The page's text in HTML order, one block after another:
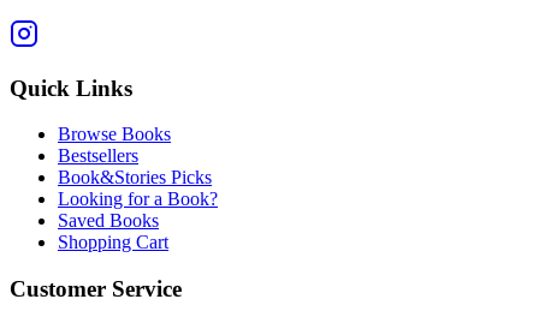
Quick Links
Browse Books
Bestsellers
Book&Stories Picks
Looking for a Book?
Saved Books
Shopping Cart
Customer Service